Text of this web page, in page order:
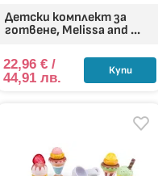
Детски комплект за
готвене, Melissa and ...
22,96€ /
44,91 лв.
Купи